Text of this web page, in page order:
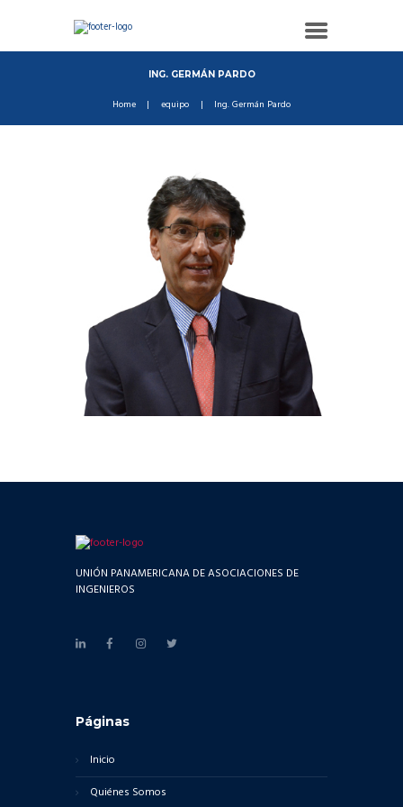
ING. GERMÁN PARDO
Home equipo Ing. Germán Pardo
UNIÓN PANAMERICANA DE ASOCIACIONES DE
INGENIEROS
Páginas
Inicio
Quiénes Somos